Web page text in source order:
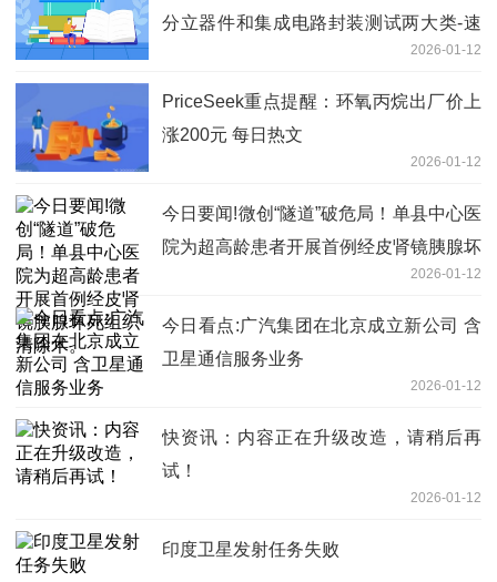
分立器件和集成电路封装测试两大类-速
2026-01-12
PriceSeek重点提醒：环氧丙烷出厂价上
涨200元 每日热文
2026-01-12
今日要闻!微创“隧道”破危局！单县中心医
院为超高龄患者开展首例经皮肾镜胰腺坏
2026-01-12
今日看点:广汽集团在北京成立新公司 含
卫星通信服务业务
2026-01-12
快资讯：内容正在升级改造，请稍后再
试！
2026-01-12
印度卫星发射任务失败